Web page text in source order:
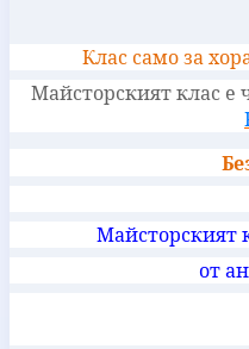
Клас само за
Майсторският клас е
Майсторският
от